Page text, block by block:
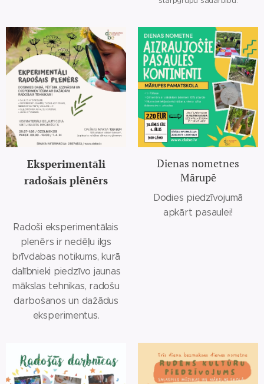
Eksperimentāli
radošais plēnērs
Radoši eksperimentālais
plenērs ir nedēļu ilgs
brīvdabas notikums, kurā
dalībnieki piedzīvo jaunas
mākslas tehnikas, radošu
darbošanos un dažādus
eksperimentus.
Dienas nometnes
Mārupē
Dodies piedzīvojumā
apkārt pasaulei!